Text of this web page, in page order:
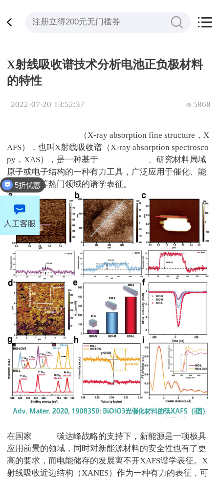
X射线吸收谱技术分析电池正负极材料
的特性
2022-07-20 13:52:37 5868
（X-ray absorption fine structure ，X
AFS），也叫X射线吸收谱（X-ray absorption spectrosco
py ，XAS），是一种基于
、研究材料局域
原子或电子结构的一种有力工具，广泛应用于催化、能
源、纳米等热门领域的谱学表征。
在国家 碳中和碳达峰战略的支持下，新能源是一项极具
应用前景的领域，同时对新能源材料的安全性也有了更
高的要求，而电能储存的发展离不开XAFS谱学表征。X
射线吸收近边结构（XANES）作为一种有力的表征，可
5折优惠